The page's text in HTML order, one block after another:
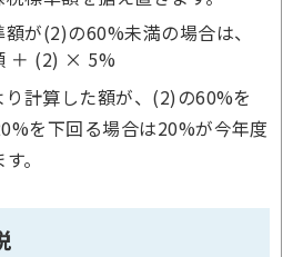
が(2)の60%未満の場合は、
＋ (2) × 5%
計算した額が、(2)の60%を
を下回る場合は20%が今年度
。